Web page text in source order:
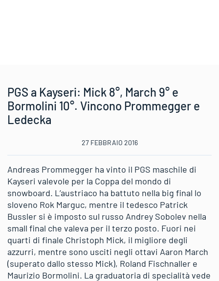
PGS a Kayseri: Mick 8°, March 9° e
Bormolini 10°. Vincono Prommegger e
Ledecka
27 FEBBRAIO 2016
Andreas Prommegger ha vinto il PGS maschile di
Kayseri valevole per la Coppa del mondo di
snowboard. L’austriaco ha battuto nella big final lo
sloveno Rok Marguc, mentre il tedesco Patrick
Bussler si è imposto sul russo Andrey Sobolev nella
small final che valeva per il terzo posto. Fuori nei
quarti di finale Christoph Mick, il migliore degli
azzurri, mentre sono usciti negli ottavi Aaron March
(superato dallo stesso Mick), Roland Fischnaller e
Maurizio Bormolini. La graduatoria di specialità vede